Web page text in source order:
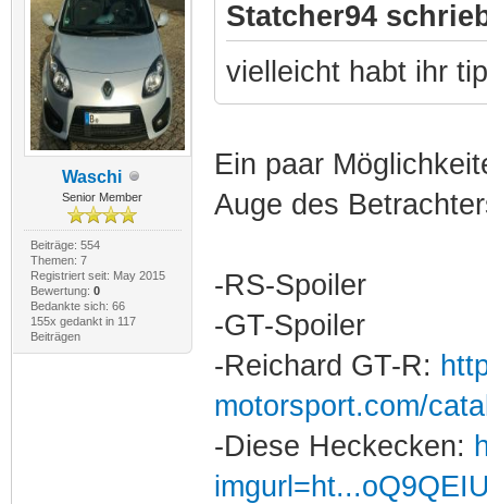
Waschi
Senior Member
Beiträge: 554
Themen: 7
Registriert seit: May 2015
Bewertung: 0
Bedankte sich: 66
155x gedankt in 117
Beiträgen
Statcher94
vielleicht habt ihr
Ein paar
Auge des
-RS-Spoiler
-GT-Spoiler
-Reichard GT-R:
motorsport.com/
-Diese Heckecken: